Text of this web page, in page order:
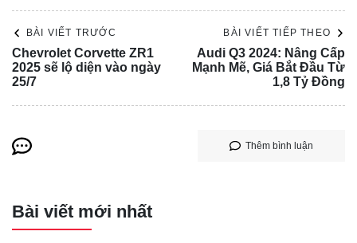
Về khả năng vận hành, Honda Civic e: HEV sử dụng công
cung cấp lực đẩy cho cầu trước. Ắc quy lithium-ion của xe
BÀI VIẾT TRƯỚC
Chevrolet Corvette ZR1
2025 sẽ lộ diện vào ngày
25/7
BÀI VIẾT TIẾP THEO
Audi Q3 2024: Nâng Cấp
Mạnh Mẽ, Giá Bắt Đầu Từ
1,8 Tỷ Đồng
Thêm bình luận
Bài viết mới nhất